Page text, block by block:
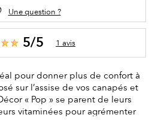
Une question ?
5/5 1 avis
pour donner plus de confort à
sur l’assise de vos canapés et
« Pop » se parent de leurs
vitaminées pour agrémenter